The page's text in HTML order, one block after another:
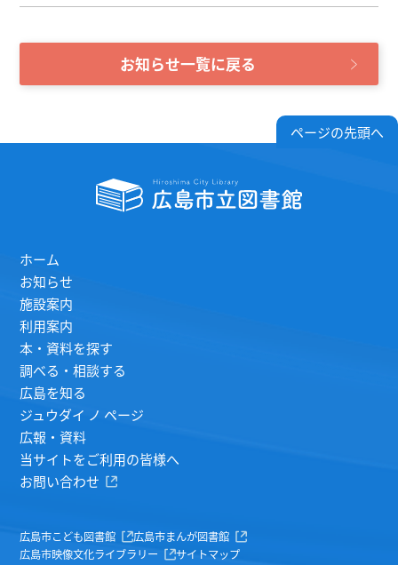
お知らせ一覧に戻る
ページの先頭へ
ホーム
お知らせ
施設案内
利用案内
本・資料を探す
調べる・相談する
広島を知る
ジュウダイ ノ ページ
広報・資料
当サイトをご利用の皆様へ
お問い合わせ
広島市こども図書館
広島市まんが図書館
広島市映像文化ライブラリー
サイトマップ